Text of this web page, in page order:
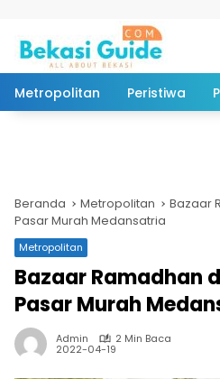
Metropolitan Peristiwa
Beranda Metropolitan
Bazaar
Pasar Murah Medansatria
Metropolitan
Bazaar Ramadhan
Pasar Murah
Admin 2 Min Baca
2022-04-19